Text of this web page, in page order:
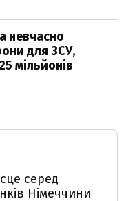
невчасно
для ЗСУ,
мільйонів
серед
Німеччини